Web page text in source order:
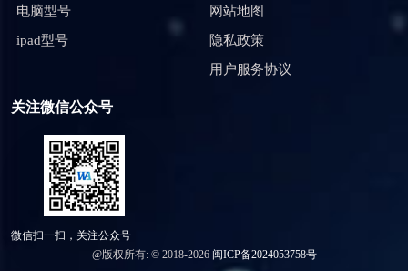
电脑型号
ipad型号
网站地图
隐私政策
用户服务协议
关注微信公众号
微信扫一扫，关注公众号
@版权所有: © 2018-2026 闽ICP备2024053758号